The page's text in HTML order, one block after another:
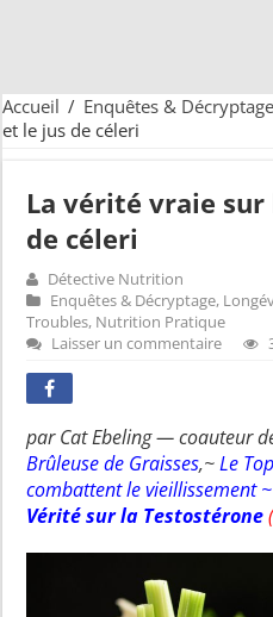
Accueil / Enquêtes & Décryptage
et le jus de céleri
La vérité vraie
de céleri
Détective Nutrition
Enquêtes & Décryptage,
Troubles, Nutrition Pratique
Laisser un commentaire
par Cat Ebeling — coauteur
Brûleuse de Graisses,~Le
combattent le vieillissement
Vérité sur la Testostérone